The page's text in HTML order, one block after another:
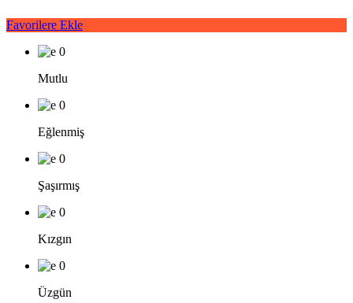
Favorilere Ekle
0
Mutlu
0
Eğlenmiş
0
Şaşırmış
0
Kızgın
0
Üzgün